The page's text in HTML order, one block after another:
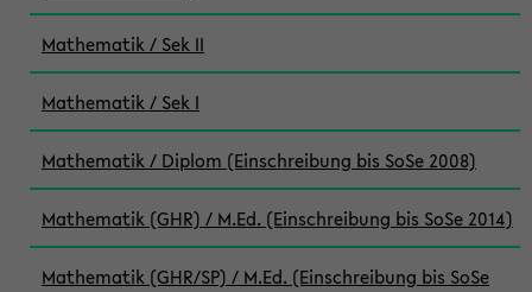
Mathematik / Sek II
Mathematik / Sek I
Mathematik / Diplom (Einschreibung bis SoSe 2008)
Mathematik (GHR) / M.Ed. (Einschreibung bis SoSe 2014)
Mathematik (GHR/SP) / M.Ed. (Einschreibung bis SoSe